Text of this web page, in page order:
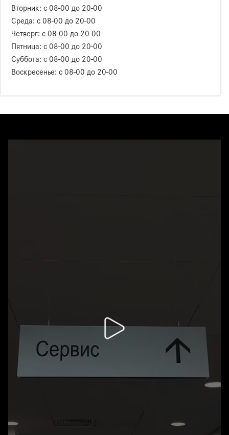
Вторник: с 08-00 до 20-00
Среда: с 08-00 до 20-00
Четверг: с 08-00 до 20-00
Пятница: с 08-00 до 20-00
Суббота: с 08-00 до 20-00
Воскресенье: с 08-00 до 20-00